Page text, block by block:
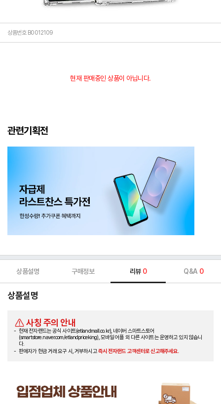
상품번호 B0012109
현재 판매중인 상품이 아닙니다.
관련기획전
상품설명 구매정보 리뷰 0 Q&A 0
상품설명
사칭 주의 안내
현재 전자랜드는 공식 사이트(etlandmall.co.kr), 네이버 스마트스토어
(smartstore.naver.com/etlandpriceking), 모바일 어플 외 다른 사이트는 운영하고 있지 않습니
다.
판매자가 현금 거래 요구 시, 거부하시고즉시 전자랜드 고객센터로 신고해주세요.